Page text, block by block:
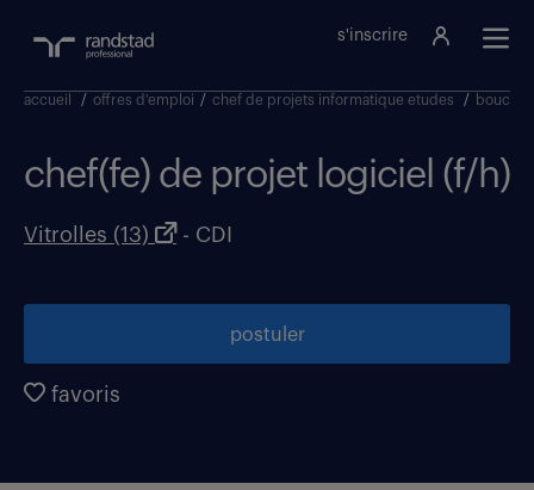
s'inscrire
accueil / offres d'emploi / chef de projets informatique etudes /
chef(fe) de projet logiciel (f/h)
Vitrolles (13) - CDI
postuler
favoris